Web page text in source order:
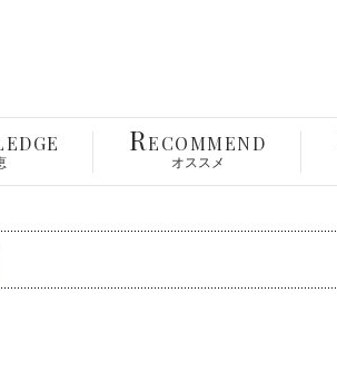
RECOMMEND
オススメ